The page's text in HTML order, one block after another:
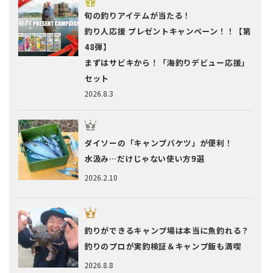
2026.8.3
旬の釣りアイテムが当たる！
釣り人応援 プレゼントキャンペーン！！【第
48弾】
まずはサビキから！「海釣りデビュー応援」
セット
2026.2.10
ダイソーの「キャンプバケツ」が便利！
水汲み…だけじゃない使い方9選
2026.8.8
釣りができるキャンプ場は本当に魚釣れる？
釣りのプロが実釣検証＆キャンプ飯も満喫